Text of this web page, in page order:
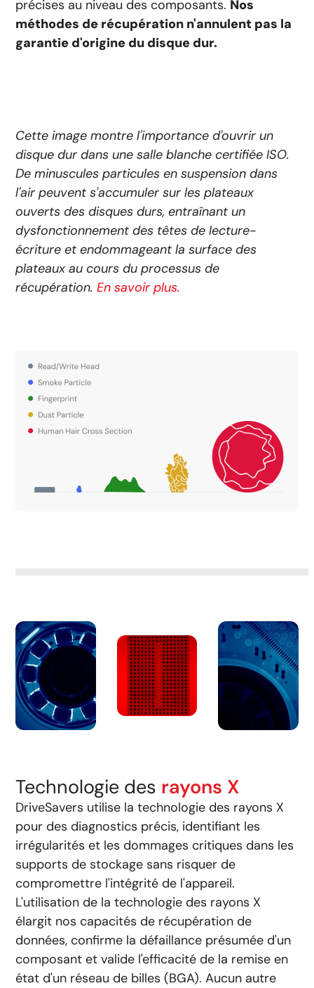
précises au niveau des composants. Nos
méthodes de récupération n'annulent pas la
garantie d'origine du disque dur.
Cette image montre l'importance d'ouvrir un
disque dur dans une salle blanche certifiée ISO.
De minuscules particules en suspension dans
l'air peuvent s'accumuler sur les plateaux
ouverts des disques durs, entraînant un
dysfonctionnement des têtes de lecture-
écriture et endommageant la surface des
plateaux au cours du processus de
récupération.En savoir plus.
Technologie des rayons X
DriveSavers utilise la technologie des rayons X
pour des diagnostics précis, identifiant les
irrégularités et les dommages critiques dans les
supports de stockage sans risquer de
compromettre l'intégrité de l'appareil.
L'utilisation de la technologie des rayons X
élargit nos capacités de récupération de
données, confirme la défaillance présumée d'un
composant et valide l'efficacité de la remise en
état d'un réseau de billes (BGA). Aucun autre